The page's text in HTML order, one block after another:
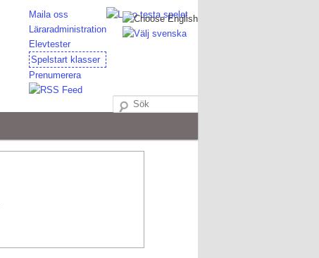
Maila oss
Läraradministration
Elevtester
Spelstart klasser
Prenumerera